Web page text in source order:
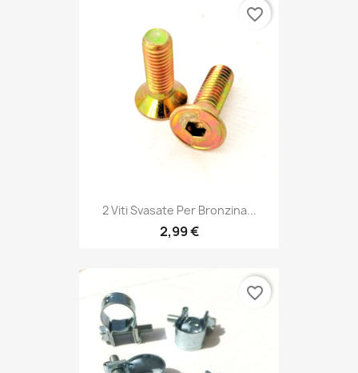
2 Viti Svasate Per Bronzina...
2,99 €
favorite_border
favorite_border